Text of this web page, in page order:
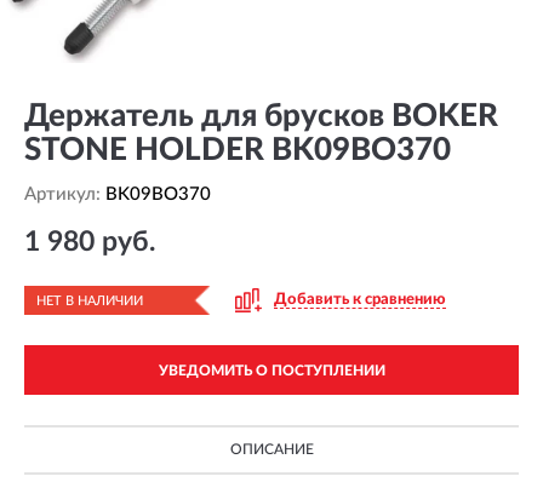
Держатель для брусков BOKER
STONE HOLDER BK09BO370
Артикул: BK09BO370
1 980 руб.
НЕТ В НАЛИЧИИ Добавить к сравнению
УВЕДОМИТЬ О ПОСТУПЛЕНИИ
ОПИСАНИЕ